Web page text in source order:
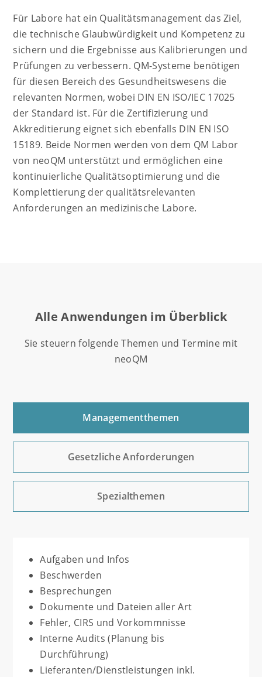
Für Labore hat ein Qualitätsmanagement das Ziel,
die technische Glaubwürdigkeit und Kompetenz zu
sichern und die Ergebnisse aus Kalibrierungen und
Prüfungen zu verbessern. QM-Systeme benötigen
für diesen Bereich des Gesundheitswesens die
relevanten Normen, wobei DIN EN ISO/IEC 17025
der Standard ist. Für die Zertifizierung und
Akkreditierung eignet sich ebenfalls DIN EN ISO
15189. Beide Normen werden von dem QM Labor
von neoQM unterstützt und ermöglichen eine
kontinuierliche Qualitätsoptimierung und die
Komplettierung der qualitätsrelevanten
Anforderungen an medizinische Labore.
Alle Anwendungen im Überblick
Sie steuern folgende Themen und Termine mit
neoQM
Managementthemen
Gesetzliche Anforderungen
Spezialthemen
Aufgaben und Infos
Beschwerden
Besprechungen
Dokumente und Dateien aller Art
Fehler, CIRS und Vorkommnisse
Interne Audits (Planung bis
Durchführung)
Lieferanten/Dienstleistungen inkl.